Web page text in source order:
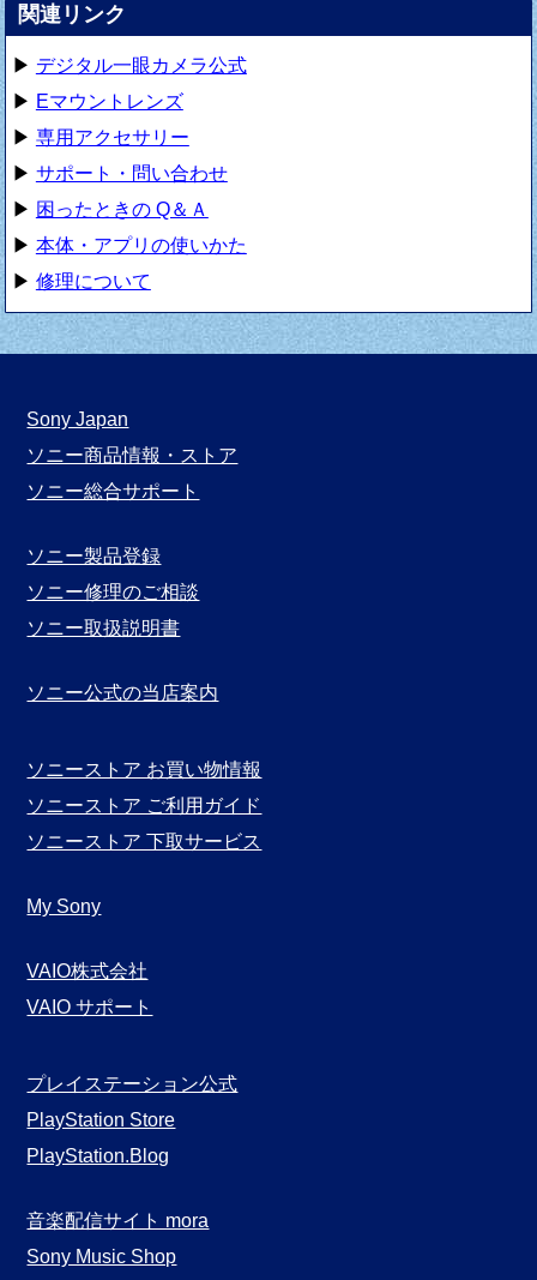
関連リンク
▶ デジタル一眼カメラ公式
▶ Eマウントレンズ
▶ 専用アクセサリー
▶ サポート・問い合わせ
▶ 困ったときの Q＆Ａ
▶ 本体・アプリの使いかた
▶ 修理について
Sony Japan
ソニー商品情報・ストア
ソニー総合サポート
ソニー製品登録
ソニー修理のご相談
ソニー取扱説明書
ソニー公式の当店案内
ソニーストア お買い物情報
ソニーストア ご利用ガイド
ソニーストア 下取サービス
My Sony
VAIO株式会社
VAIO サポート
プレイステーション公式
PlayStation Store
PlayStation.Blog
音楽配信サイト mora
Sony Music Shop